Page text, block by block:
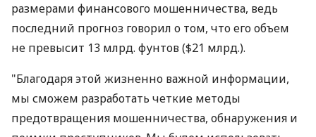
размерами финансового мошенничества, ведь
последний прогноз говорил о том, что его объем
не превысит 13 млрд. фунтов ($21 млрд.).
"Благодаря этой жизненно важной информации,
мы сможем разработать четкие методы
предотвращения мошенничества, обнаружения и